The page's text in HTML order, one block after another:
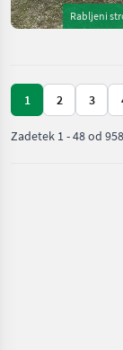
Rabljeni
1 2 3
Zadetek 1-48od 958